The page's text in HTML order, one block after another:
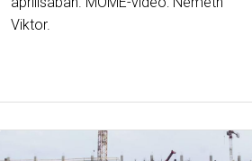
Viktor.